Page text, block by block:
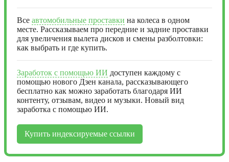
Все автомобильные проставки на колеса в одном
месте. Рассказываем про передние и задние проставки
для увеличения вылета дисков и смены разболтовки:
как выбрать и где купить.
Заработок с помощью ИИ доступен каждому с
помощью нового Дзен канала, рассказывающего
бесплатно как можно заработать благодаря ИИ
контенту, отзывам, видео и музыки. Новый вид
заработка с помощью ИИ.
Купить индексируемые ссылки